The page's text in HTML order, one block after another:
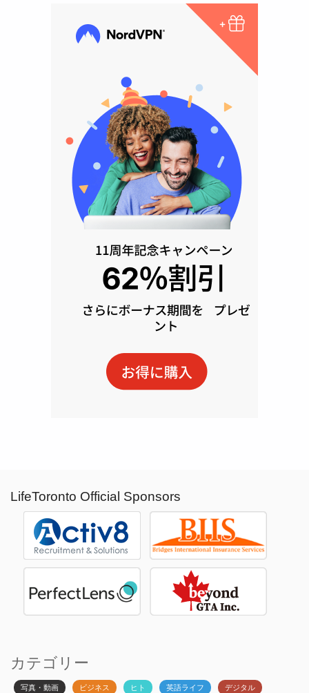
LifeToronto Official Sponsors
カテゴリー
写真・動画 ビジネス ヒト 英語ライフ デジタル